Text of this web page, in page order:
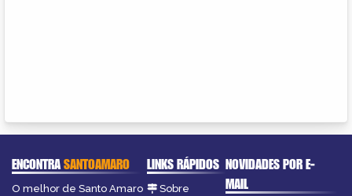
ENCONTRASANTOAMARO
O melhor de Santo Amaro
LINKS RÁPIDOS
Sobre
NOVIDADES POR E-
MAIL